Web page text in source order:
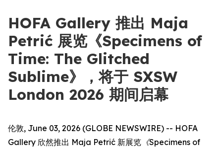
HOFA Gallery 推出 Maja
Petrić 展览《Specimens of
Time: The Glitched
Sublime》，将于 SXSW
London 2026 期间启幕
伦敦, June 03, 2026 (GLOBE NEWSWIRE) -- HOFA
Gallery 欣然推出 Maja Petrić 新展览 《Specimens of